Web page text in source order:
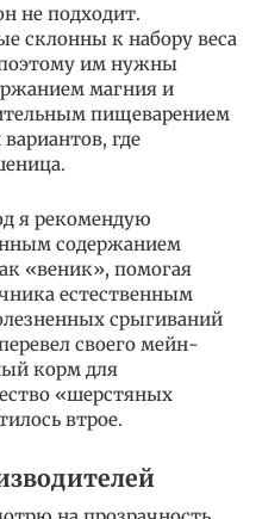
не подходит.
склонны к набору веса
им нужны
магния и
пищеварением
где
я рекомендую
содержанием
«веник», помогая
естественным
срыгиваний
своего мейн-
корм для
«шерстяных
втрое.